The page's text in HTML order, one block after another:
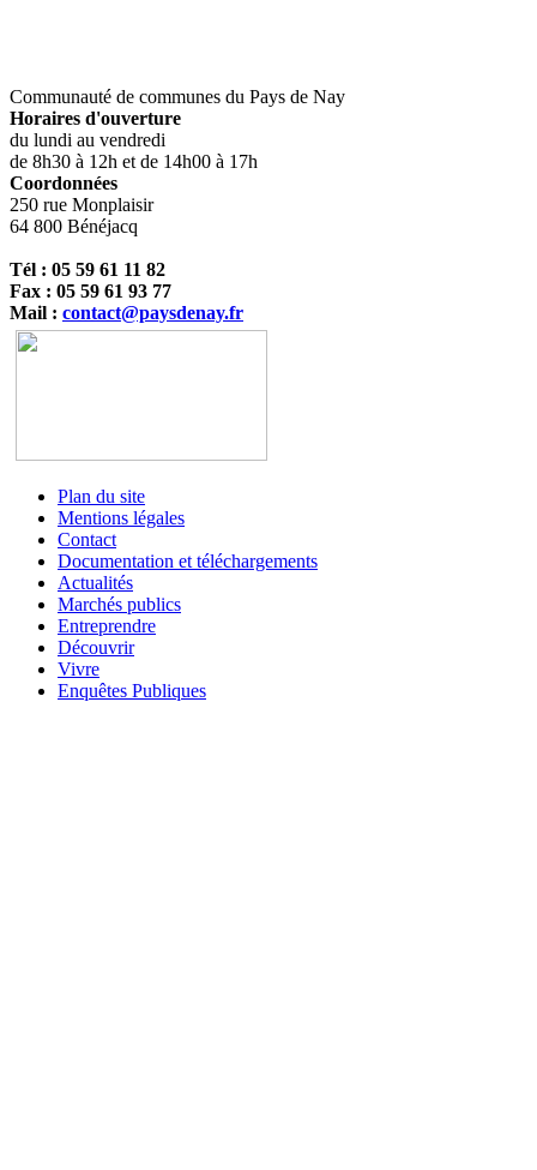
Communauté de communes du Pays de Nay
Horaires d'ouverture
du lundi au vendredi
de 8h30 à 12h et de 14h00 à 17h
Coordonnées
250 rue Monplaisir
64 800 Bénéjacq
Tél : 05 59 61 11 82
Fax : 05 59 61 93 77
Mail : contact@paysdenay.fr
Plan du site
Mentions légales
Contact
Documentation et téléchargements
Actualités
Marchés publics
Entreprendre
Découvrir
Vivre
Enquêtes Publiques